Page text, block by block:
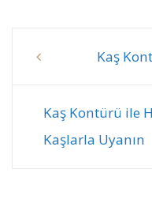
Kaş
Kaş Kontürü ile
Kaşlarla Uyanın